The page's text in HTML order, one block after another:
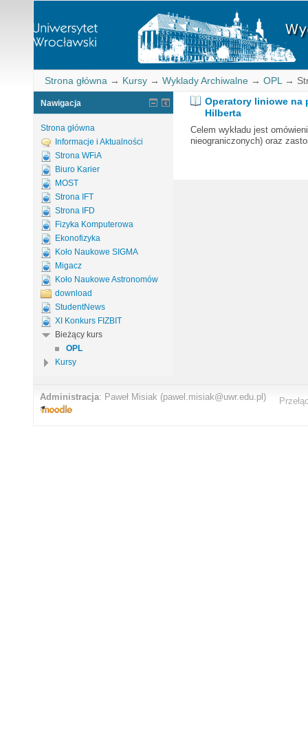
Strona główna → Kursy → Wyklady Archiwalne → OPL →
Operatory liniowe na
Hilberta
Celem wykładu jest
nieograniczonych) oraz
Nawigacja
Strona główna
Informacje i Aktualności
Strona WFiA
Biuro Karier
MOST
Strona IFT
Strona IFD
Fizyka Komputerowa
Ekonofizyka
Koło Naukowe SIGMA
Migacz
Koło Naukowe Astronomów
download
StudentNews
XI Konkurs FIZBIT
Bieżący kurs
OPL
Kursy
Administracja: Paweł Misiak (pawel.misiak@uwr.edu.pl)